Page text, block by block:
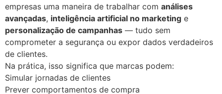
empresas uma maneira de trabalhar com análises
avançadas, inteligência artificial no marketing e
personalização de campanhas — tudo sem
comprometer a segurança ou expor dados verdadeiros
de clientes.
Na prática, isso significa que marcas podem:
Simular jornadas de clientes
Prever comportamentos de compra